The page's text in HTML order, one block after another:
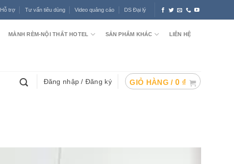
Hỗ trợ Tư vấn tiêu dùng Video quảng cáo DS Đại lý
MÀNH RÈM-NỘI THẤT HOTEL SẢN PHẨM KHÁC LIÊN HỆ
Đăng nhập / Đăng ký GIỎ HÀNG / 0 ₫